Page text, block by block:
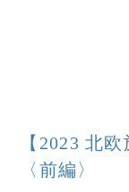
【2023 北
〈前編〉